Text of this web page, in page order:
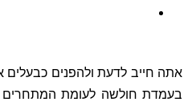
אתה חייב לדעת ולהפנים
בעמדת חולשה לעומת המתחרים